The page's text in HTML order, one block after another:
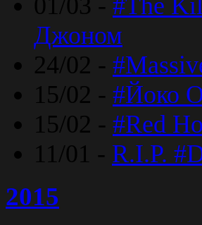
Джоном
24/02 -
15/02 - #Йоко
15/02 - #Red
11/01 - R.I.P.
2015